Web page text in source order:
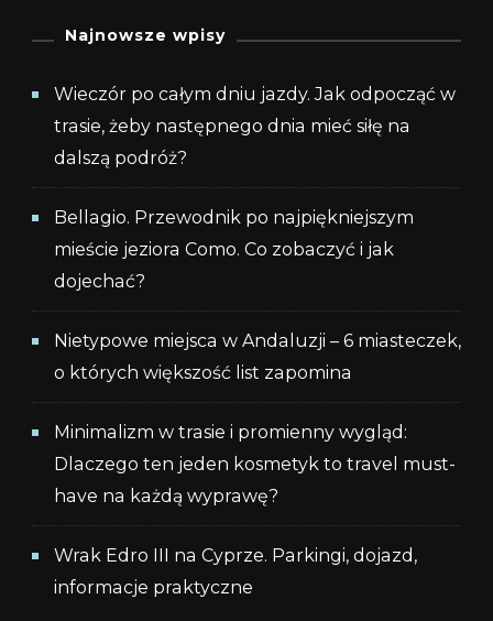
Najnowsze wpisy
Wieczór po całym dniu jazdy. Jak odpocząć w
trasie, żeby następnego dnia mieć siłę na
dalszą podróż?
Bellagio. Przewodnik po najpiękniejszym
mieście jeziora Como. Co zobaczyć i jak
dojechać?
Nietypowe miejsca w Andaluzji – 6 miasteczek,
o których większość list zapomina
Minimalizm w trasie i promienny wygląd:
Dlaczego ten jeden kosmetyk to travel must-
have na każdą wyprawę?
Wrak Edro III na Cyprze. Parkingi, dojazd,
informacje praktyczne